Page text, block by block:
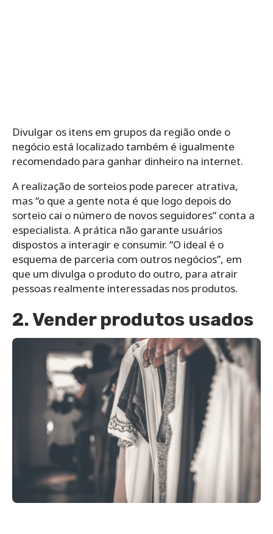
Divulgar os itens em grupos da região onde o
negócio está localizado também é igualmente
recomendado para ganhar dinheiro na internet.
A realização de sorteios pode parecer atrativa,
mas “o que a gente nota é que logo depois do
sorteio cai o número de novos seguidores” conta a
especialista. A prática não garante usuários
dispostos a interagir e consumir. “O ideal é o
esquema de parceria com outros negócios”, em
que um divulga o produto do outro, para atrair
pessoas realmente interessadas nos produtos.
2. Vender produtos usados